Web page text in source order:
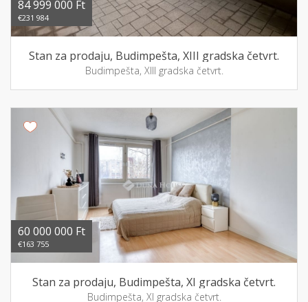
84 999 000 Ft
€231 984
Stan za prodaju, Budimpešta, XIII gradska četvrt.
Budimpešta, XIII gradska četvrt.
60 000 000 Ft
€163 755
Stan za prodaju, Budimpešta, XI gradska četvrt.
Budimpešta, XI gradska četvrt.